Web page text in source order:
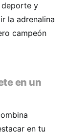
deporte y
la adrenalina
campeón
en un
en tu